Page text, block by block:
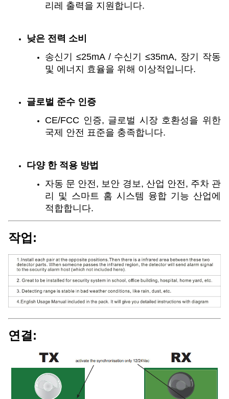
리레 출력을 지원합니다.
낮은 전력 소비
송신기 ≤25mA / 수신기 ≤35mA, 장기 작동
및 에너지 효율을 위해 이상적입니다.
글로벌 준수 인증
CE/FCC 인증, 글로벌 시장 호환성을 위한
국제 안전 표준을 충족합니다.
다양 한 적용 방법
자동 문 안전, 보안 경보, 산업 안전, 주차 관
리 및 스마트 홈 시스템 융합 기능 산업에
적합합니다.
작업:
연결: